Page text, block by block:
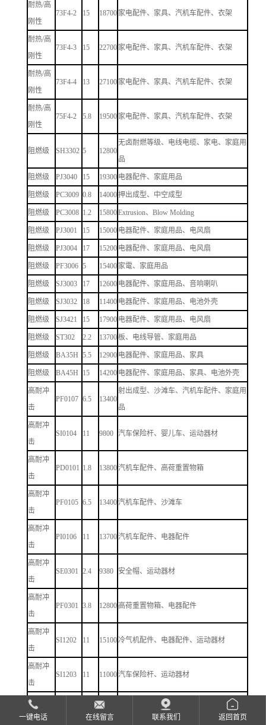
耐热/高
刚性
73F4-2 15 18700 家电配件、家具、汽机车配件、衣架
耐热/高
刚性
73F4-3 15 22700 家电配件、家具、汽机车配件、衣架
耐热/高
刚性
73F4-4 13 27100 家电配件、家具、汽机车配件、衣架
耐热/高
刚性
75F4-2 5.8 19500 家电配件、家具、汽机车配件、衣架
阻燃级 SH3302 5 12800
无卤耐燃等级、电线电缆、家电、家庭用
品
阻燃级 PJ3040 15 19300 电器配件、家庭用品
阻燃级 PC3009 0.8 14000押出成型、中空成型
阻燃级 PC3008 1.2 15800Extrusion、Blow Molding
阻燃级 PJ3001 15 15000 电器配件、家庭用品、电风扇
阻燃级 PJ3004 17 15200 电器配件、家庭用品、电风扇
阻燃级 PF3006 5 15400 家電、家庭用品
阻燃级 SJ3003 17 12600 电器配件、家庭用品、音响喇叭
阻燃级 SJ3032 18 11400 电器配件、家庭用品、电池外壳
阻燃级 SJ3421 15 17900 电器配件、家庭用品、电风扇
阻燃级 ST302 2.2 13700板、电线导管、家庭用品
阻燃级 BA35H 5.5 12900 电器配件、家庭用品、家具
阻燃级 BA45H 15 14200 电器配件、家庭用品、家具、电池外壳
高耐冲
击
PF0107 6.5 13400
射出成型、沙滩车、汽机车配件、家庭用
品
高耐冲
击
SI0104 11 9800 汽车保险杆、婴儿车、运动器材
高耐冲
击
PD0101 1.8 13800汽机车配件、高荷重置物箱
高耐冲
击
PF0105 6.5 13400汽机车配件、沙滩车
高耐冲
击
PI0106 11 13700汽机车配件、电器配件
高耐冲
击
SE0301 2.4 9380 安全帽、运动器材
高耐冲
击
PF0301 3.8 12800 高荷重置物箱、电器配件
高耐冲
击
SI1202 11 15100冷气机配件、电器配件、运动器材
高耐冲
击
SI1203 11 11000汽车保险杆、运动器材
玻纤强
9.5 40500
汽车冷却风扇业片、电器用品零件、机车
置物箱,阀、冷气机风扇业片、泵外壳、
一键电话 在线留言 联系我们 返回首页